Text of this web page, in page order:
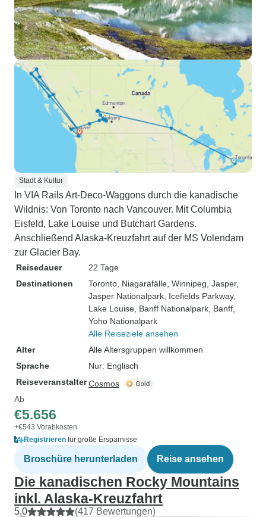
Stadt & Kultur
In VIA Rails Art-Deco-Waggons durch die kanadische
Wildnis: Von Toronto nach Vancouver. Mit Columbia
Eisfeld, Lake Louise und Butchart Gardens.
Anschließend Alaska-Kreuzfahrt auf der MS Volendam
zur Glacier Bay.
Reisedauer
22 Tage
Destinationen
Toronto , Niagarafälle , Winnipeg , Jasper,
Jasper Nationalpark , Icefields Parkway,
Lake Louise , Banff Nationalpark , Banff
Yoho Nationalpark
Alle Reiseziele ansehen
Alter
Alle Altersgruppen willkommen
Sprache
Nur: Englisch
ReiseveranstalterCosmos
Ab
€5.656
+€543 Vorabkosten
Registrieren für große Ersparnisse
Broschüre herunterladen Reise ansehen
Die kanadischen Rocky Mountains
inkl. Alaska-Kreuzfahrt
5,0 (417 Bewertungen)